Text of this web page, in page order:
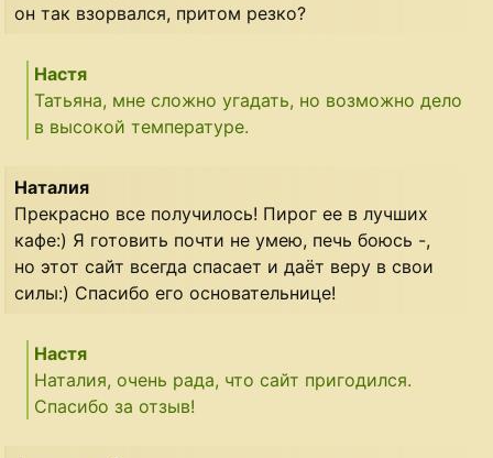
он так взорвался, притом резко?
Настя
Татьяна, мне сложно угадать, но возможно дело
в высокой температуре.
Наталия
Прекрасно все получилось! Пирог ее в лучших
кафе:) Я готовить почти не умею, печь боюсь -,
но этот сайт всегда спасает и даёт веру в свои
силы:) Спасибо его основательнице!
Настя
Наталия, очень рада, что сайт пригодился.
Спасибо за отзыв!